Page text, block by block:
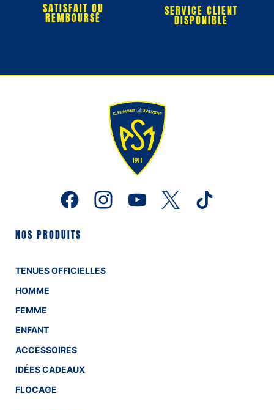
SATISFAIT OU
REMBOURSÉ SERVICE CLIENT
DISPONIBLE
NOS PRODUITS
TENUES OFFICIELLES
HOMME
FEMME
ENFANT
ACCESSOIRES
IDÉES CADEAUX
FLOCAGE